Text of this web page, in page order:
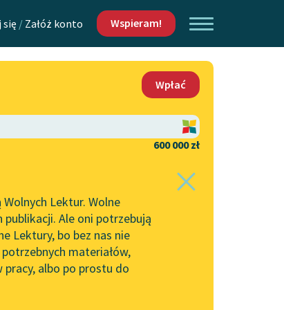
się / Załóż konto Wspieram!
Kontakt
O projekcie
Zasady wykorzystania
Wolnych Lektur
Logotypy
Materiały promocyjne
Wpłać
600 000 zł
Lektur. Wolne
Ale oni potrzebują
Lektury, bo bez nas nie
materiałów,
albo po prostu do